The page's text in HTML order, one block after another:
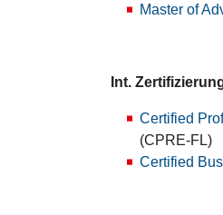
Master of
Int.
Certified
(CPRE-FL)
Certified